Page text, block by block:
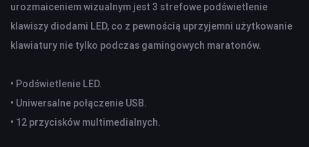
ZASILACZE
KAMERY PC
KAMERY SAMOCHODOWE
urozmaiceniem wizualnym jest 3 strefowe podświetlenie
klawiszy diodami LED, co z pewnością uprzyjemni użytkowanie
klawiatury nie tylko podczas gamingowych maratonów.
• Podświetlenie LED.
• Uniwersalne połączenie USB.
• 12 przycisków multimedialnych.